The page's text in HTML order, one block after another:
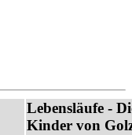
Lebensläufe -
Kinder von